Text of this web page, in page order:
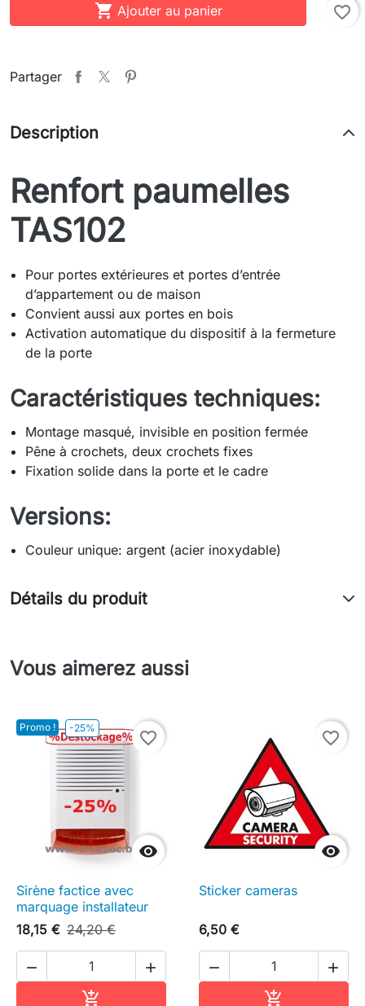
 Ajouter au panier favorite_border
Partager
Description
Renfort paumelles
TAS102
Pour portes extérieures et portes d’entrée
d’appartement ou de maison
Convient aussi aux portes en bois
Activation automatique du dispositif à la fermeture
de la porte
Caractéristiques techniques:
Montage masqué, invisible en position fermée
Pêne à crochets, deux crochets fixes
Fixation solide dans la porte et le cadre
Versions:
Couleur unique: argent (acier inoxydable)
Détails du produit
Vous aimerez aussi
Promo ! -25%

favorite_border
Sirène factice avec
marquage installateur
18,15 € 24,20 €
 


favorite_border
Sticker cameras
6,50 €
 
